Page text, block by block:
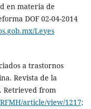
en materia de
DOF 02-04-2014
Leyes
a trastornos
Revista de la
Retrieved from
article/view/1217;